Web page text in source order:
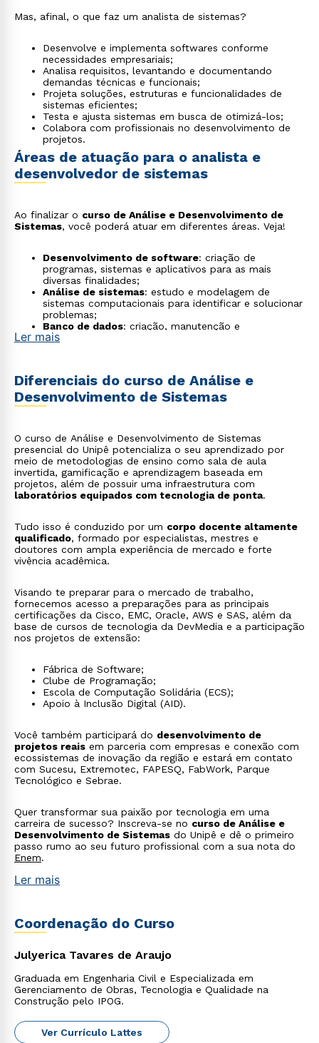
Mas, afinal, o que faz um analista de sistemas?
Desenvolve e implementa softwares conforme
necessidades empresariais;
Analisa requisitos, levantando e documentando
demandas técnicas e funcionais;
Projeta soluções, estruturas e funcionalidades de
sistemas eficientes;
Testa e ajusta sistemas em busca de otimizá-los;
Colabora com profissionais no desenvolvimento de
projetos.
Áreas de atuação para o analista e
desenvolvedor de sistemas
Ao finalizar o curso de Análise e Desenvolvimento de
Sistemas, você poderá atuar em diferentes áreas. Veja!
Desenvolvimento de software: criação de
programas, sistemas e aplicativos para as mais
diversas finalidades;
Análise de sistemas: estudo e modelagem de
sistemas computacionais para identificar e solucionar
problemas;
Banco de dados: criação, manutenção e
gerenciamento de bancos de dados;
tecnologia da informação, desde a concepção até a
entrega final.
Ler mais
Diferenciais do curso de Análise e
Desenvolvimento de Sistemas
O curso de Análise e Desenvolvimento de Sistemas
presencial do Unipê potencializa o seu aprendizado por
meio de metodologias de ensino como sala de aula
invertida, gamificação e aprendizagem baseada em
projetos, além de possuir uma infraestrutura com
laboratórios equipados com tecnologia de ponta.
Tudo isso é conduzido por um corpo docente altamente
qualificado, formado por especialistas, mestres e
doutores com ampla experiência de mercado e forte
vivência acadêmica.
Visando te preparar para o mercado de trabalho,
fornecemos acesso a preparações para as principais
certificações da Cisco, EMC, Oracle, AWS e SAS, além da
base de cursos de tecnologia da DevMedia e a participação
nos projetos de extensão:
Fábrica de Software;
Clube de Programação;
Escola de Computação Solidária (ECS);
Apoio à Inclusão Digital (AID).
Você também participará do desenvolvimento de
projetos reais em parceria com empresas e conexão com
ecossistemas de inovação da região e estará em contato
com Sucesu, Extremotec, FAPESQ, FabWork, Parque
Tecnológico e Sebrae.
Quer transformar sua paixão por tecnologia em uma
carreira de sucesso? Inscreva-se no curso de Análise e
Desenvolvimento de Sistemas do Unipê e dê o primeiro
passo rumo ao seu futuro profissional com a sua nota do
Enem.
Ler mais
Coordenação do Curso
Julyerica Tavares de Araujo
Graduada em Engenharia Civil e Especializada em
Gerenciamento de Obras, Tecnologia e Qualidade na
Construção pelo IPOG.
Ver Currículo Lattes